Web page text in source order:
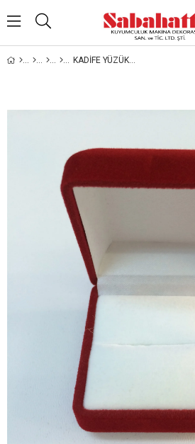
KADİFE YÜZÜK KUTUSU, VELVET JEWELRY RING BOX , SUEDE JEWELRY RING BOX